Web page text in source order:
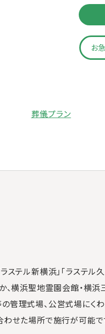
お
葬儀プラン
ステル新横浜」「ラステル久
、横浜聖地霊園会館・横
管理式場、公営式場にく
せた場所で施行が可能で